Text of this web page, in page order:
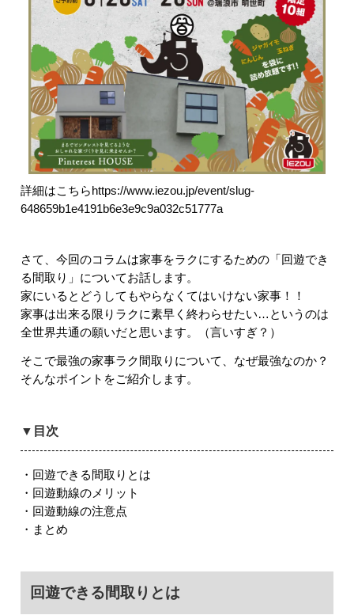
詳細はこちら https://www.iezou.jp/event/slug-
648659b1e4191b6e3e9c9a032c51777a
さて、今回のコラムは家事をラクにするための「回遊でき
る間取り」についてお話します。
家にいるとどうしてもやらなくてはいけない家事！！
家事は出来る限りラクに素早く終わらせたい…というのは
全世界共通の願いだと思います。（言いすぎ？）
そこで最強の家事ラク間取りについて、なぜ最強なのか？
そんなポイントをご紹介します。
▼目次
・回遊できる間取りとは
・回遊動線のメリット
・回遊動線の注意点
・まとめ
回遊できる間取りとは